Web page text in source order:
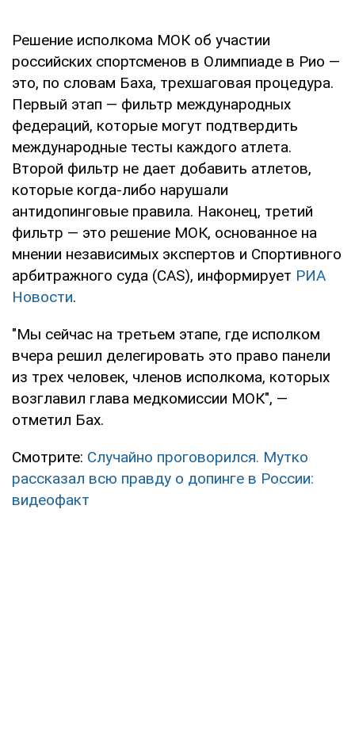
Решение исполкома МОК об участии
российских спортсменов в Олимпиаде в Рио —
это, по словам Баха, трехшаговая процедура.
Первый этап — фильтр международных
федераций, которые могут подтвердить
международные тесты каждого атлета.
Второй фильтр не дает добавить атлетов,
которые когда-либо нарушали
антидопинговые правила. Наконец, третий
фильтр — это решение МОК, основанное на
мнении независимых экспертов и Спортивного
арбитражного суда (CAS), информирует РИА
Новости.
"Мы сейчас на третьем этапе, где исполком
вчера решил делегировать это право панели
из трех человек, членов исполкома, которых
возглавил глава медкомиссии МОК", —
отметил Бах.
Смотрите: Случайно проговорился. Мутко
рассказал всю правду о допинге в России:
видеофакт